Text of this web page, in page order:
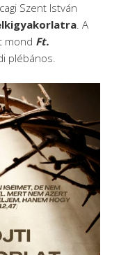
Szent István
. A
mond Ft.
plébános.